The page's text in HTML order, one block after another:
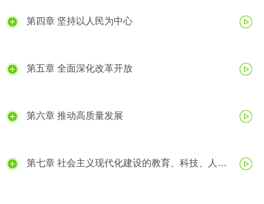
第四章 坚持以人民为中心
第五章 全面深化改革开放
第六章 推动高质量发展
第七章 社会主义现代化建设的教育、科技、人才